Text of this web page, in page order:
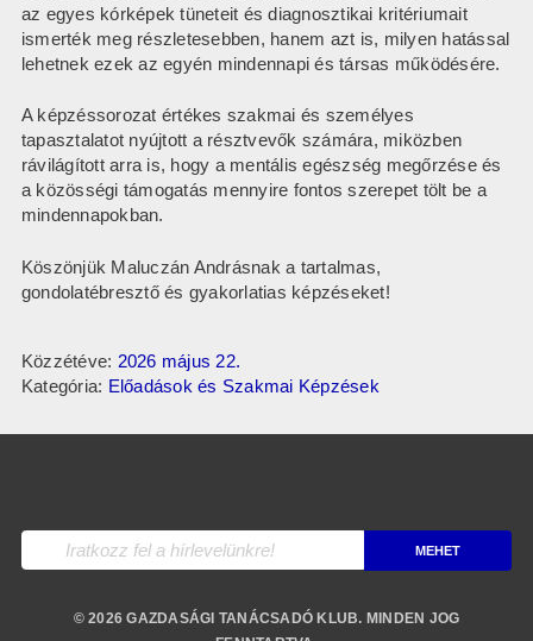
az egyes kórképek tüneteit és diagnosztikai kritériumait
ismerték meg részletesebben, hanem azt is, milyen hatással
lehetnek ezek az egyén mindennapi és társas működésére.
A képzéssorozat értékes szakmai és személyes
tapasztalatot nyújtott a résztvevők számára, miközben
rávilágított arra is, hogy a mentális egészség megőrzése és
a közösségi támogatás mennyire fontos szerepet tölt be a
mindennapokban.
Köszönjük Maluczán Andrásnak a tartalmas,
gondolatébresztő és gyakorlatias képzéseket!
Közzétéve: 2026 május 22.
Kategória: Előadások és Szakmai Képzések
© 2026 GAZDASÁGI TANÁCSADÓ KLUB. MINDEN JOG